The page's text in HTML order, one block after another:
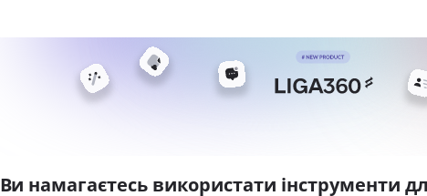
Ви намагаєтесь використати інструменти